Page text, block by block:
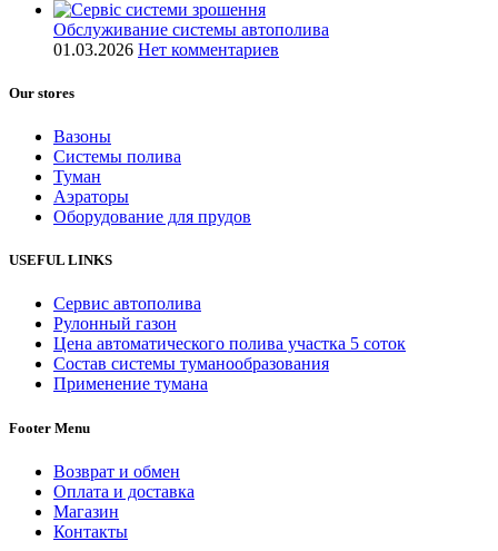
Обслуживание системы автополива
01.03.2026 Нет комментариев
Our stores
Вазоны
Системы полива
Туман
Аэраторы
Оборудование для прудов
USEFUL LINKS
Сервис автополива
Рулонный газон
Цена автоматического полива участка 5 соток
Состав системы туманообразования
Применение тумана
Footer Menu
Возврат и обмен
Оплата и доставка
Магазин
Контакты